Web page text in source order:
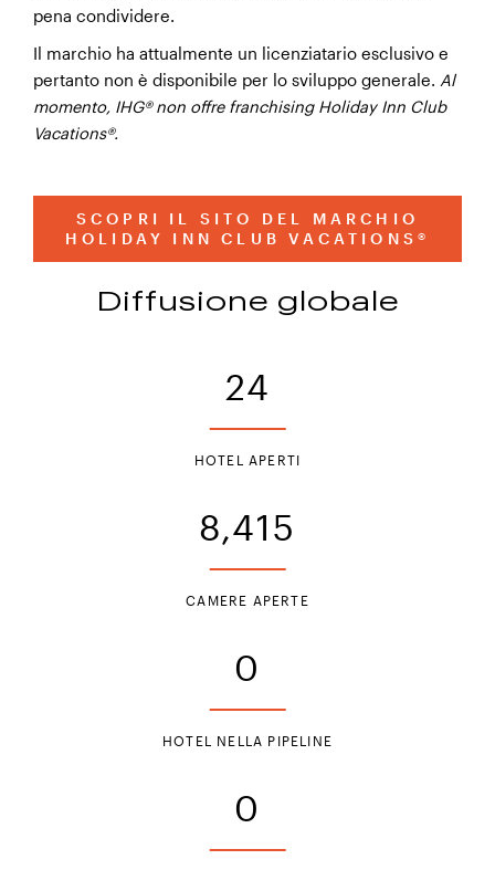
Holiday Inn Club Vacations
pena condividere.
Il marchio ha attualmente un licenziatario esclusivo e
pertanto non è disponibile per lo sviluppo generale. Al
momento, IHG® non offre franchising Holiday Inn Club
Vacations®.
SCOPRI IL SITO DEL MARCHIO
HOLIDAY INN CLUB VACATIONS®
Diffusione globale
24
HOTEL APERTI
8,415
CAMERE APERTE
0
HOTEL NELLA PIPELINE
0